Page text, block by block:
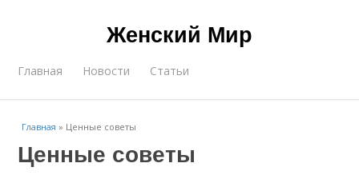
Женский Мир
Главная Новости Статьи
Главная » Ценные советы
Ценные советы